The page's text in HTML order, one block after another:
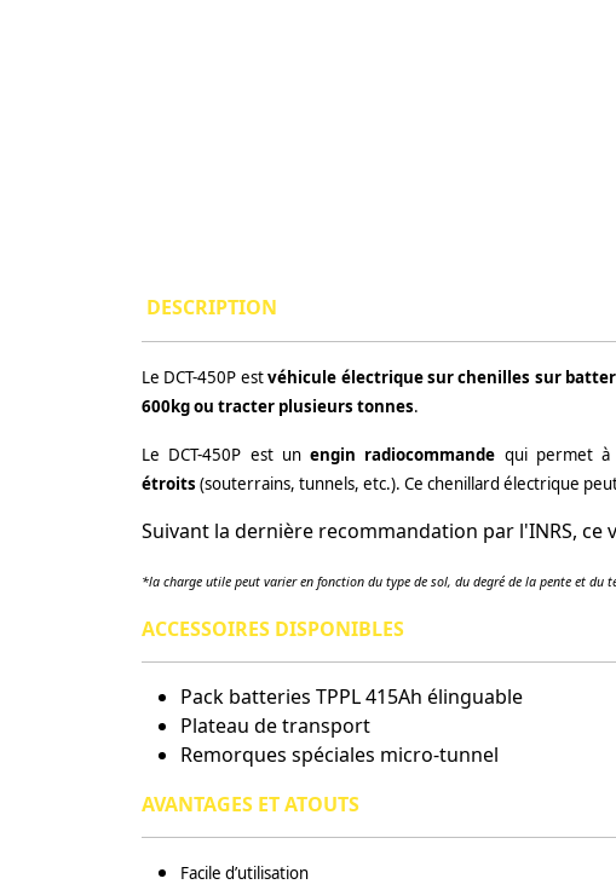
DESCRIPTION
Le DCT-450P estvéhicule électrique sur chenilles sur
600kg ou tracter plusieurs tonnes.
Le DCT-450P est un engin radiocommande qui permet
étroits (souterrains, tunnels, etc.). Ce chenillard électrique peut
Suivant la dernière recommandation par l'INRS, ce
*la charge utile peut varier en fonction du type de sol, du degré de la pente et du
ACCESSOIRES DISPONIBLES
Pack batteries TPPL 415Ah élinguable
Plateau de transport
Remorques spéciales micro-tunnel
AVANTAGES ET ATOUTS
Facile d’utilisation